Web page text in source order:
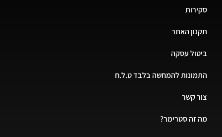
האתר
עסקה
להמחשה בלבד ט.ל.ח
סטרימר?